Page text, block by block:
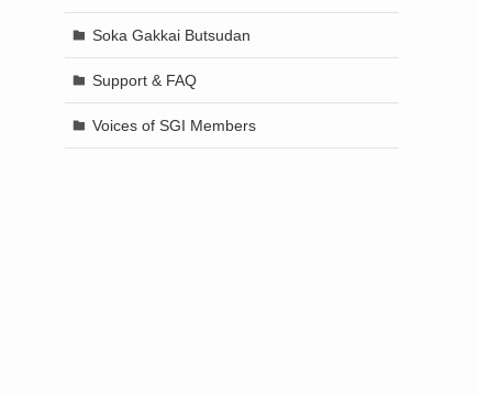
Soka Gakkai Butsudan
Support & FAQ
Voices of SGI Members